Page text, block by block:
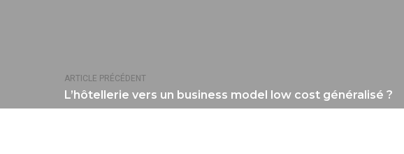
ARTICLE PRÉCÉDENT
L’hôtellerie vers un business model low cost généralisé ?